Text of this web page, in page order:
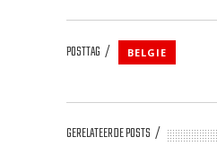
POSTTAG BELGIE
GERELATEERDE POSTS